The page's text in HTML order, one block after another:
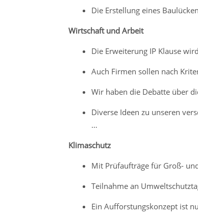
Die Erstellung eines
Wirtschaft und Arbeit
Die Erweiterung IP Klause
Auch Firmen sollen nach
Wir haben die Debatte über
Diverse Ideen zu unseren
…
Klimaschutz
Mit Prüfaufträge für Groß-
Teilnahme an
Ein Aufforstungskonzept ist